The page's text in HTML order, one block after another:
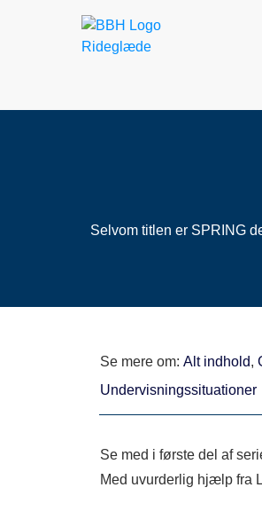
Selvom titlen er SPRING
Se mere om: Alt indhold,
Undervisningssituationer
Se med i første del af
Med uvurderlig hjælp fra